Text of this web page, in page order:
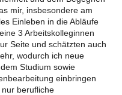
mir, insbesondere am
Einleben in die Abläufe
3 Arbeitskolleginnen
Seite und schätzten auch
wodurch ich neue
Studium sowie
einbringen
berufliche